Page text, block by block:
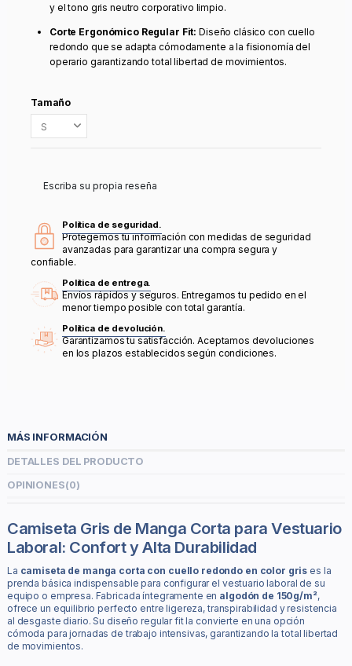
y el tono gris neutro corporativo limpio.
Corte Ergonómico Regular Fit: Diseño clásico con cuello
redondo que se adapta cómodamente a la fisionomía del
operario garantizando total libertad de movimientos.
Tamaño
Escriba su propia reseña
Política de seguridad.
Protegemos tu información con medidas de seguridad
avanzadas para garantizar una compra segura y
confiable.
Política de entrega.
Envíos rápidos y seguros. Entregamos tu pedido en el
menor tiempo posible con total garantía.
Política de devolución.
Garantizamos tu satisfacción. Aceptamos devoluciones
en los plazos establecidos según condiciones.
MÁS INFORMACIÓN
DETALLES DEL PRODUCTO
OPINIONES(0)
Camiseta Gris de Manga Corta para Vestuario
Laboral: Confort y Alta Durabilidad
La camiseta de manga corta con cuello redondo en color gris es la
prenda básica indispensable para configurar el vestuario laboral de su
equipo o empresa. Fabricada íntegramente en algodón de 150g/m²,
ofrece un equilibrio perfecto entre ligereza, transpirabilidad y resistencia
al desgaste diario. Su diseño regular fit la convierte en una opción
cómoda para jornadas de trabajo intensivas, garantizando la total libertad
de movimientos.